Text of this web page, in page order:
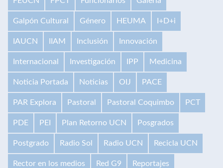
Galpón Cultural Género HEUMA I+D+i
IAUCN IIAM Inclusión Innovación
Internacional Investigación IPP Medicina
Noticia Portada Noticias OIJ PACE
PAR Explora Pastoral Pastoral Coquimbo PCT
PDE PEI Plan Retorno UCN Posgrados
Postgrado Radio Sol Radio UCN Recicla UCN
Rector en los medios Red G9 Reportajes